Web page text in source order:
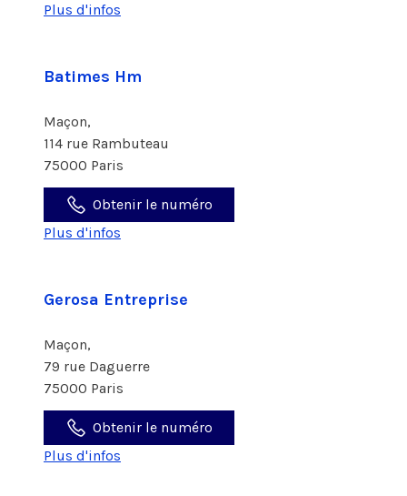
Plus d'infos
Batimes Hm
Maçon,
114 rue Rambuteau
75000 Paris
Obtenir le numéro
Plus d'infos
Gerosa Entreprise
Maçon,
79 rue Daguerre
75000 Paris
Obtenir le numéro
Plus d'infos